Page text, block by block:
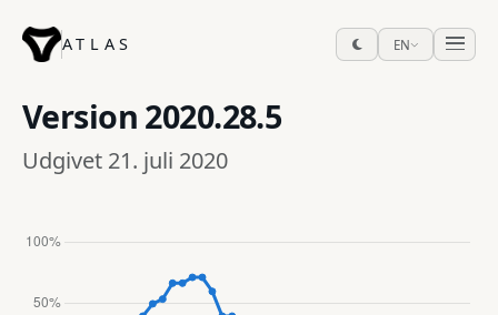
ATLAS EN
Version 2020.28.5
Udgivet 21. juli 2020